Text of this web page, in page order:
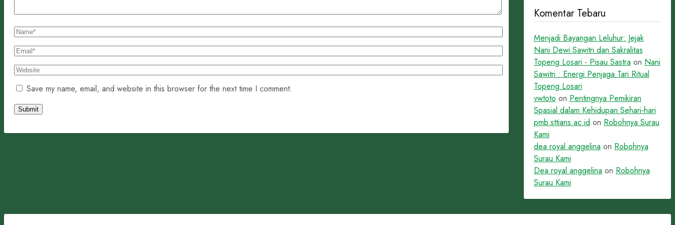
Save my name, email, and website in this browser for the next time I comment.
Komentar Tebaru
Menjadi Bayangan Leluhur: Jejak
Nani Dewi Sawitri dan Sakralitas
Topeng Losari - Pisau Sastra on Nani
Sawitri : Energi Penjaga Tari Ritual
Topeng Losari
vwtoto on Pentingnya Pemikiran
Spasial dalam Kehidupan Sehari-hari
pmb.sttians.ac.id on Robohnya Surau
Kami
dea royal anggelina on Robohnya
Surau Kami
Dea royal anggelina on Robohnya
Surau Kami